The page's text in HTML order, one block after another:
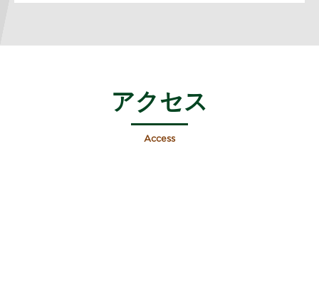
アクセス
Access